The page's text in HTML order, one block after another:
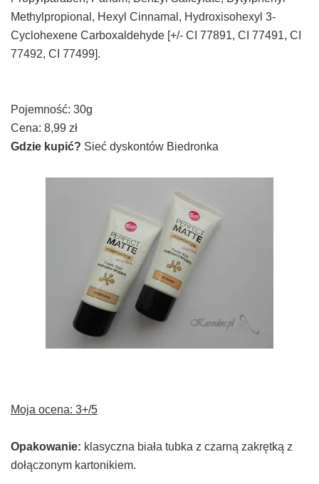
Methylpropional, Hexyl Cinnamal, Hydroxisohexyl 3-
Cyclohexene Carboxaldehyde [+/- CI 77891, CI 77491, CI
77492, CI 77499].
Pojemność: 30g
Cena: 8,99 zł
Gdzie kupić? Sieć dyskontów Biedronka
Moja ocena: 3+/5
Opakowanie: klasyczna biała tubka z czarną zakrętką z
dołączonym kartonikiem.